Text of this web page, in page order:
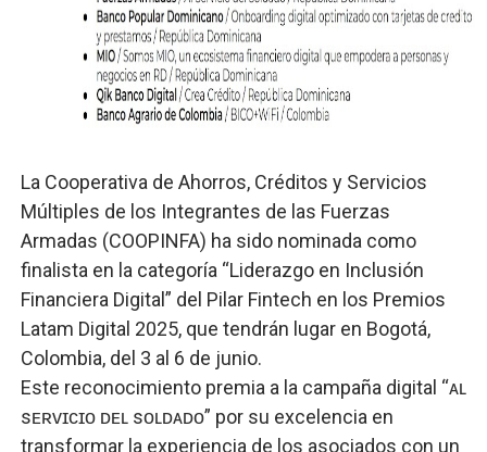
El PRM renueva su cúpula directiva: Luis Abinader
Fellito Suberví inspecciona obras en las “villas” y
Comedores Comunitarios de DASAC garantizan
UNTC inicia ofensiva para recuperar fuerza gremial
PRM escogerá este domingo su nueva cúpula
Candidato a presidente del Colegio de Notarios hace
La Cooperativa de Ahorros, Créditos y Servicios
Múltiples de los Integrantes de las Fuerzas
Armadas (COOPINFA) ha sido nominada como
finalista en la categoría “Liderazgo en Inclusión
Financiera Digital” del Pilar Fintech en los Premios
Latam Digital 2025, que tendrán lugar en Bogotá,
Colombia, del 3 al 6 de junio.
Este reconocimiento premia a la campaña digital “ᴀʟ
sᴇʀᴠɪᴄɪᴏ ᴅᴇʟ sᴏʟᴅᴀᴅᴏ” por su excelencia en
transformar la experiencia de los asociados con un